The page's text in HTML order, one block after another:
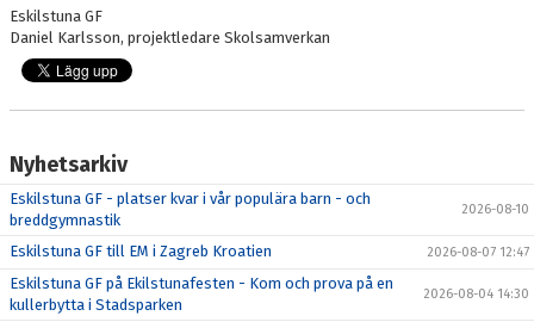
Eskilstuna GF
Daniel Karlsson, projektledare Skolsamverkan
Nyhetsarkiv
Eskilstuna GF - platser kvar i vår populära barn - och
breddgymnastik
2026-08-10
Eskilstuna GF till EM i Zagreb Kroatien 2026-08-07 12:47
Eskilstuna GF på Ekilstunafesten - Kom och prova på en
kullerbytta i Stadsparken
2026-08-04 14:30